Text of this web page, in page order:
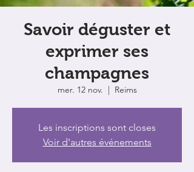
Savoir déguster et
exprimer ses
champagnes
mer. 12 nov.
  |
Reims
Les inscriptions sont closes
Voir d'autres événements